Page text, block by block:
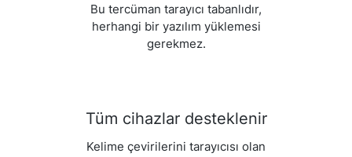
Bu tercüman tarayıcı tabanlıdır,
herhangi bir yazılım yüklemesi
gerekmez.
Tüm cihazlar desteklenir
Kelime çevirilerini tarayıcısı olan